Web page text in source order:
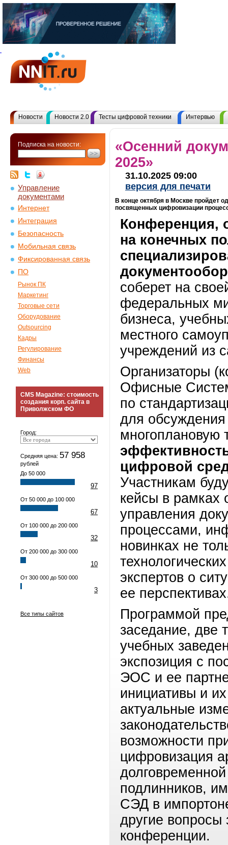
Новости Новости 2.0 Тесты цифровой техники Интервью
Подписка на новости:
Управление
документами
Интернет
Интеграция
Безопасность
Мобильная связь
Фиксированная связь
ПО
Рынок ПК
Маркетинг
Торговые сети
Оборудование
Outsourcing
Кадры
Регулирование
Финансы
Web
CMS Magazine: стоимость
создания корп. сайта в
Приволжском ФО
Город:
Средняя цена: 57 958
рублей
До 50 000
97
От 50 000 до 100 000
67
От 100 000 до 200 000
32
От 200 000 до 300 000
10
От 300 000 до 500 000
3
Все типы сайтов
«Осенний
2025»
31.10.2025 09:00
версия для печати
В конце октября в Москве пройдет
посвященных цифровизации
Конференция,
на конечных
соберет на
федеральных
бизнеса,
местного
учреждений из
Организаторы
Офисные
по
для
многоплановую
цифровой
Участникам
кейсы в рамках
управления
процессами,
новинках не
экспертов о
ее
Программой
заседание, две
учебных
экспозиция с
ЭОС и ее
инициативы и
актуальные
возможности
цифровизация
подлинников,
СЭД в
другие вопросы
конференции.